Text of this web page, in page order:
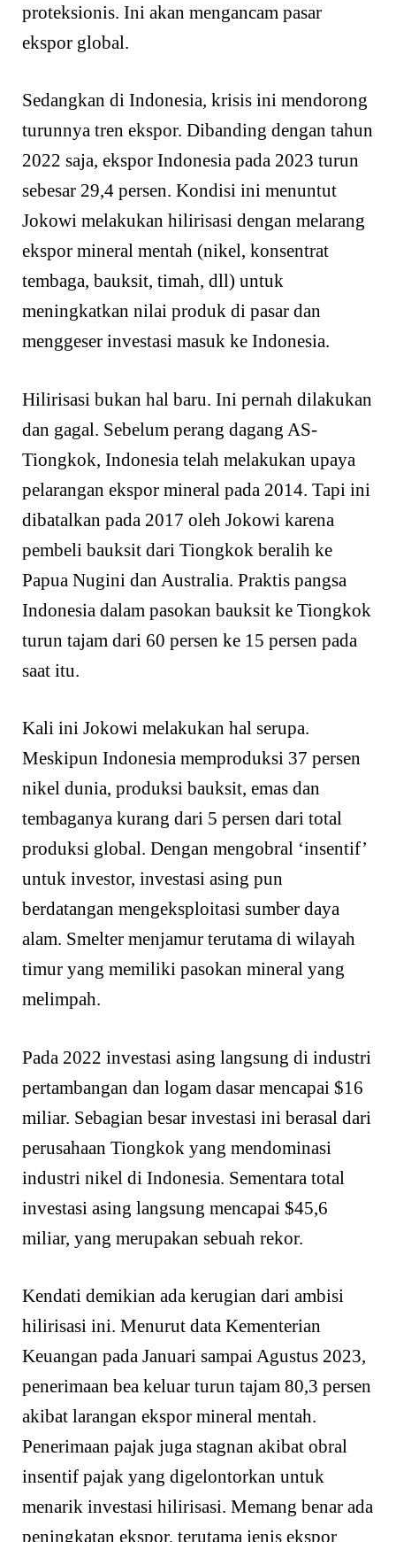
proteksionis. Ini akan mengancam pasar
ekspor global.
Sedangkan di Indonesia, krisis ini mendorong
turunnya tren ekspor. Dibanding dengan tahun
2022 saja, ekspor Indonesia pada 2023 turun
sebesar 29,4 persen. Kondisi ini menuntut
Jokowi melakukan hilirisasi dengan melarang
ekspor mineral mentah (nikel, konsentrat
tembaga, bauksit, timah, dll) untuk
meningkatkan nilai produk di pasar dan
menggeser investasi masuk ke Indonesia.
Hilirisasi bukan hal baru. Ini pernah dilakukan
dan gagal. Sebelum perang dagang AS-
Tiongkok, Indonesia telah melakukan upaya
pelarangan ekspor mineral pada 2014. Tapi ini
dibatalkan pada 2017 oleh Jokowi karena
pembeli bauksit dari Tiongkok beralih ke
Papua Nugini dan Australia. Praktis pangsa
Indonesia dalam pasokan bauksit ke Tiongkok
turun tajam dari 60 persen ke 15 persen pada
saat itu.
Kali ini Jokowi melakukan hal serupa.
Meskipun Indonesia memproduksi 37 persen
nikel dunia, produksi bauksit, emas dan
tembaganya kurang dari 5 persen dari total
produksi global. Dengan mengobral ‘insentif’
untuk investor, investasi asing pun
berdatangan mengeksploitasi sumber daya
alam. Smelter menjamur terutama di wilayah
timur yang memiliki pasokan mineral yang
melimpah.
Pada 2022 investasi asing langsung di industri
pertambangan dan logam dasar mencapai $16
miliar. Sebagian besar investasi ini berasal dari
perusahaan Tiongkok yang mendominasi
industri nikel di Indonesia. Sementara total
investasi asing langsung mencapai $45,6
miliar, yang merupakan sebuah rekor.
Kendati demikian ada kerugian dari ambisi
hilirisasi ini. Menurut data Kementerian
Keuangan pada Januari sampai Agustus 2023,
penerimaan bea keluar turun tajam 80,3 persen
akibat larangan ekspor mineral mentah.
Penerimaan pajak juga stagnan akibat obral
insentif pajak yang digelontorkan untuk
menarik investasi hilirisasi. Memang benar ada
peningkatan ekspor, terutama jenis ekspor